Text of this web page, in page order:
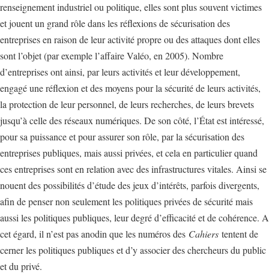
renseignement industriel ou politique, elles sont plus souvent victimes
et jouent un grand rôle dans les réflexions de sécurisation des
entreprises en raison de leur activité propre ou des attaques dont elles
sont l’objet (par exemple l’affaire Valéo, en 2005). Nombre
d’entreprises ont ainsi, par leurs activités et leur développement,
engagé une réflexion et des moyens pour la sécurité de leurs activités,
la protection de leur personnel, de leurs recherches, de leurs brevets
jusqu’à celle des réseaux numériques. De son côté, l’État est intéressé,
pour sa puissance et pour assurer son rôle, par la sécurisation des
entreprises publiques, mais aussi privées, et cela en particulier quand
ces entreprises sont en relation avec des infrastructures vitales. Ainsi se
nouent des possibilités d’étude des jeux d’intérêts, parfois divergents,
afin de penser non seulement les politiques privées de sécurité mais
aussi les politiques publiques, leur degré d’efficacité et de cohérence. A
cet égard, il n’est pas anodin que les numéros des Cahiers tentent de
cerner les politiques publiques et d’y associer des chercheurs du public
et du privé.